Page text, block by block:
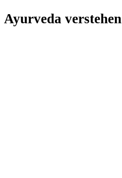
Ayurveda verstehen